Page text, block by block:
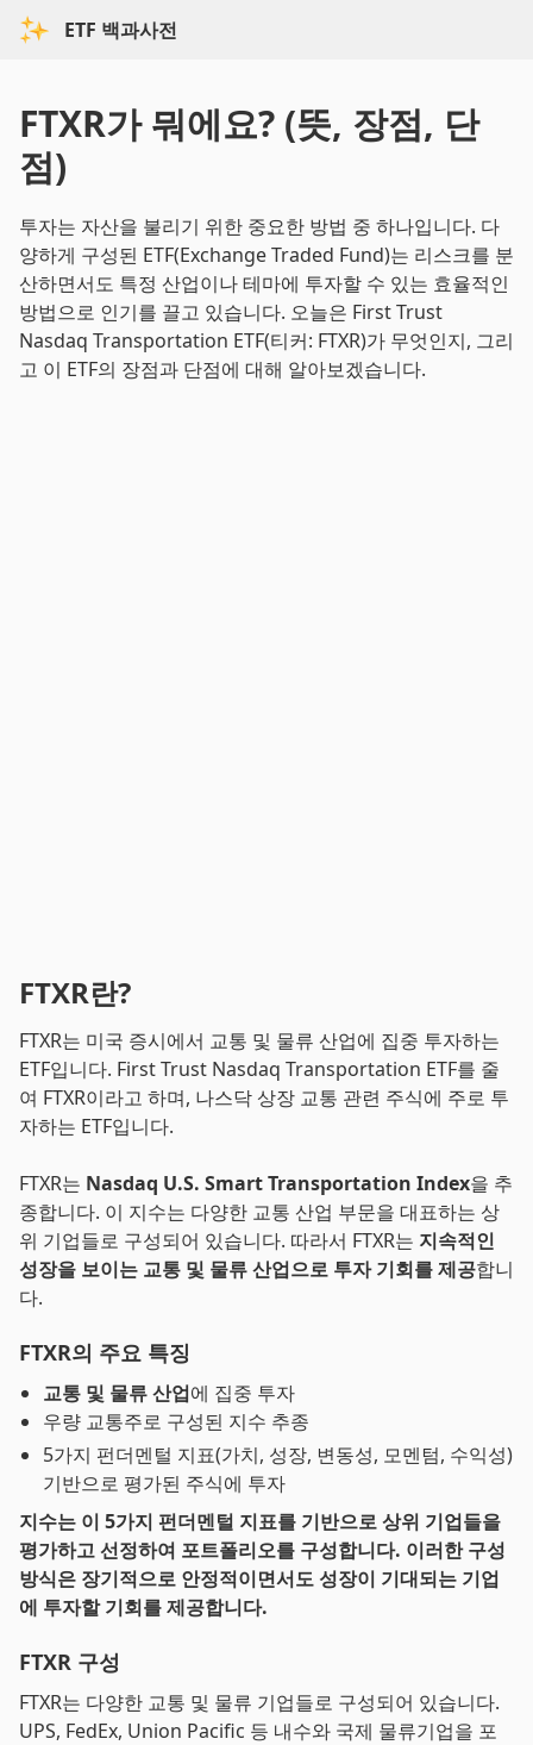
ETF 백과사전
FTXR가 뭐에요? (뜻, 장점, 단
점)
투자는 자산을 불리기 위한 중요한 방법 중 하나입니다. 다
양하게 구성된 ETF(Exchange Traded Fund)는 리스크를 분
산하면서도 특정 산업이나 테마에 투자할 수 있는 효율적인
방법으로 인기를 끌고 있습니다. 오늘은 First Trust
Nasdaq Transportation ETF(티커: FTXR)가 무엇인지, 그리
고 이 ETF의 장점과 단점에 대해 알아보겠습니다.
FTXR란?
FTXR는 미국 증시에서 교통 및 물류 산업에 집중 투자하는
ETF입니다. First Trust Nasdaq Transportation ETF를 줄
여 FTXR이라고 하며, 나스닥 상장 교통 관련 주식에 주로 투
자하는 ETF입니다.
FTXR는 Nasdaq U.S. Smart Transportation Index을 추
종합니다. 이 지수는 다양한 교통 산업 부문을 대표하는 상
위 기업들로 구성되어 있습니다. 따라서 FTXR는 지속적인
성장을 보이는 교통 및 물류 산업으로 투자 기회를 제공합니
다.
FTXR의 주요 특징
교통 및 물류 산업에 집중 투자
우량 교통주로 구성된 지수 추종
5가지 펀더멘털 지표(가치, 성장, 변동성, 모멘텀, 수익성)
기반으로 평가된 주식에 투자
지수는 이 5가지 펀더멘털 지표를 기반으로 상위 기업들을
평가하고 선정하여 포트폴리오를 구성합니다. 이러한 구성
방식은 장기적으로 안정적이면서도 성장이 기대되는 기업
에 투자할 기회를 제공합니다.
FTXR 구성
FTXR는 다양한 교통 및 물류 기업들로 구성되어 있습니다.
UPS, FedEx, Union Pacific 등 내수와 국제 물류기업을 포